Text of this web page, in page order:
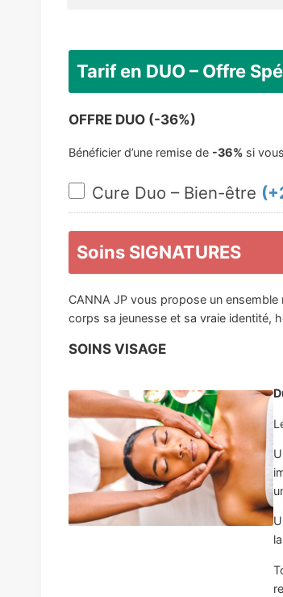
Tarif en DUO – Offre
OFFRE DUO (-36%)
Bénéficier d’une remise de -36% si
Cure Duo – Bien-être (+
Soins SIGNATURES
CANNA JP vous propose un
corps sa jeunesse et sa vraie identité,
SOINS VISAGE